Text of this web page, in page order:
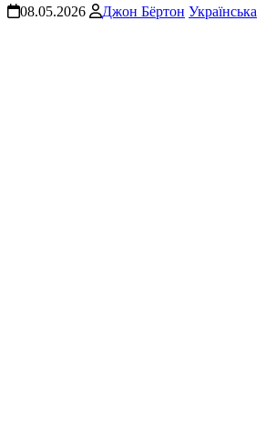
08.05.2026 Джон Бёртон Українська